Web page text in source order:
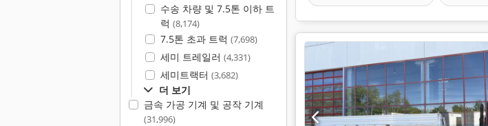
수송 차량 및 7.5톤 이하 트
럭 (8,174)
7.5톤 초과 트럭 (7,698)
세미 트레일러 (4,331)
세미트랙터 (3,682)
더 보기
금속 가공 기계 및 공작 기계
(31,996)